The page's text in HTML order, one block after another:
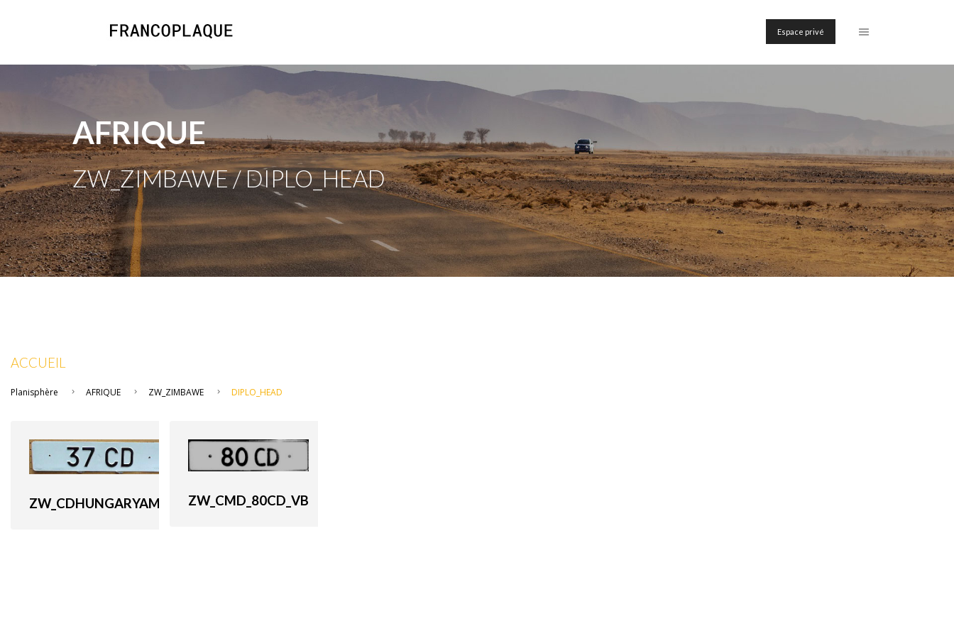
Espace privé
AFRIQUE
ZW_ZIMBAWE / DIPLO_HEAD
ACCUEIL
Planisphère AFRIQUE ZW_ZIMBAWE DIPLO_HEAD
ZW_CDHUNGARYAMB ZW_CMD_80CD_VB